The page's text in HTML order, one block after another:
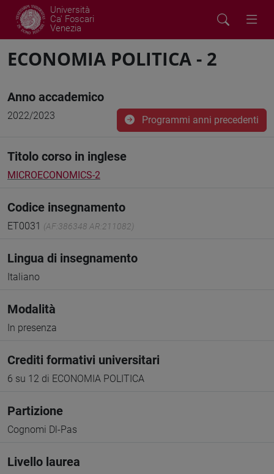
Università
Ca' Foscari
Venezia
ECONOMIA POLITICA - 2
Anno accademico
2022/2023 Programmi anni precedenti
Titolo corso in inglese
MICROECONOMICS-2
Codice insegnamento
ET0031 (AF:386348 AR:211082)
Lingua di insegnamento
Italiano
Modalità
In presenza
Crediti formativi universitari
6 su 12 di ECONOMIA POLITICA
Partizione
Cognomi Dl-Pas
Livello laurea